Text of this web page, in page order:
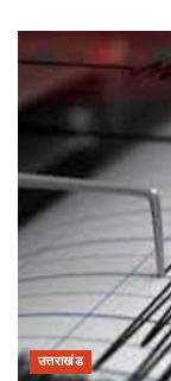
उत्तराखंड